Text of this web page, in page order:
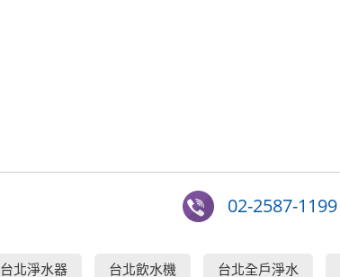
02-2587-1199
台北淨水器 台北飲水機 台北全戶淨水